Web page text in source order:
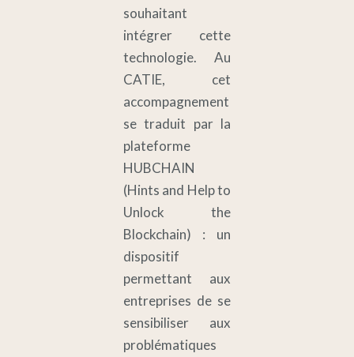
souhaitant
intégrer cette
technologie. Au
CATIE, cet
accompagnement
se traduit par la
plateforme
HUBCHAIN
(Hints and Help to
Unlock the
Blockchain) : un
dispositif
permettant aux
entreprises de se
sensibiliser aux
problématiques